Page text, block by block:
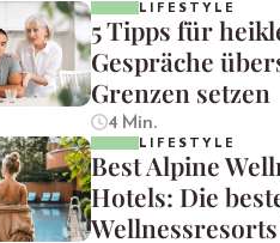
LIFESTYLE
5 Tipps für
Gespräche
Grenzen setzen
4 Min.
LIFESTYLE
Best Alpine
Hotels: Die